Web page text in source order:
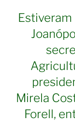
Mirela
Forell,